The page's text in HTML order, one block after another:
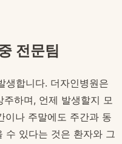
전문팀
생합니다. 더자인병원은
하며, 언제 발생할지 모
이나 주말에도 주간과 동
수 있다는 것은 환자와 그